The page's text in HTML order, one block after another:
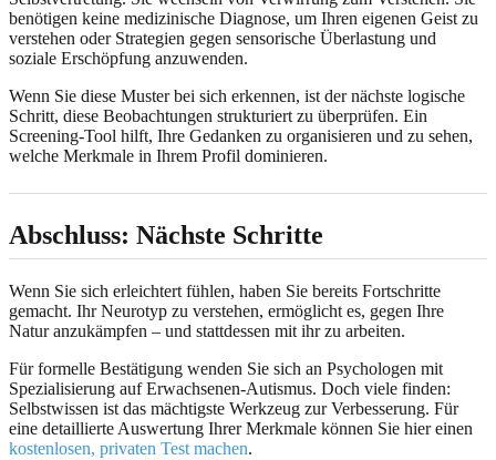
benötigen keine medizinische Diagnose, um Ihren eigenen Geist zu
verstehen oder Strategien gegen sensorische Überlastung und
soziale Erschöpfung anzuwenden.
Wenn Sie diese Muster bei sich erkennen, ist der nächste logische
Schritt, diese Beobachtungen strukturiert zu überprüfen. Ein
Screening-Tool hilft, Ihre Gedanken zu organisieren und zu sehen,
welche Merkmale in Ihrem Profil dominieren.
Abschluss: Nächste Schritte
Wenn Sie sich erleichtert fühlen, haben Sie bereits Fortschritte
gemacht. Ihr Neurotyp zu verstehen, ermöglicht es, gegen Ihre
Natur anzukämpfen – und stattdessen mit ihr zu arbeiten.
Für formelle Bestätigung wenden Sie sich an Psychologen mit
Spezialisierung auf Erwachsenen-Autismus. Doch viele finden:
Selbstwissen ist das mächtigste Werkzeug zur Verbesserung. Für
eine detaillierte Auswertung Ihrer Merkmale können Sie hier einen
kostenlosen, privaten Test machen.